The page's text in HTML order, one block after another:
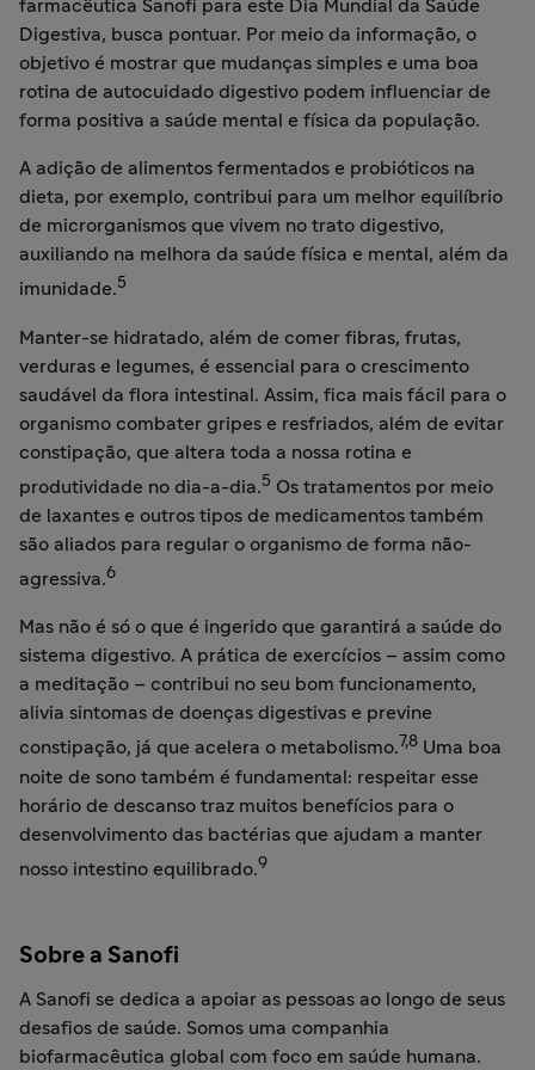
farmacêutica Sanofi para este Dia Mundial da Saúde
Digestiva, busca pontuar. Por meio da informação, o
objetivo é mostrar que mudanças simples e uma boa
rotina de autocuidado digestivo podem influenciar de
forma positiva a saúde mental e física da população.
A adição de alimentos fermentados e probióticos na
dieta, por exemplo, contribui para um melhor equilíbrio
de microrganismos que vivem no trato digestivo,
auxiliando na melhora da saúde física e mental, além da
imunidade.5
Manter-se hidratado, além de comer fibras, frutas,
verduras e legumes, é essencial para o crescimento
saudável da flora intestinal. Assim, fica mais fácil para o
organismo combater gripes e resfriados, além de evitar
constipação, que altera toda a nossa rotina e
produtividade no dia-a-dia.5 Os tratamentos por meio
de laxantes e outros tipos de medicamentos também
são aliados para regular o organismo de forma não-
agressiva.6
Mas não é só o que é ingerido que garantirá a saúde do
sistema digestivo. A prática de exercícios – assim como
a meditação – contribui no seu bom funcionamento,
alivia sintomas de doenças digestivas e previne
constipação, já que acelera o metabolismo. 7,8 Uma boa
noite de sono também é fundamental: respeitar esse
horário de descanso traz muitos benefícios para o
desenvolvimento das bactérias que ajudam a manter
nosso intestino equilibrado.9
Sobre a Sanofi
A Sanofi se dedica a apoiar as pessoas ao longo de seus
desafios de saúde. Somos uma companhia
biofarmacêutica global com foco em saúde humana.